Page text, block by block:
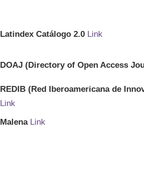
Latindex Catálogo 2.0 Link
DOAJ (Directory of Open Access
REDIB (Red Iberoamericana de
Link
Malena Link